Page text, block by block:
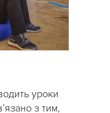
уроки
з тим,